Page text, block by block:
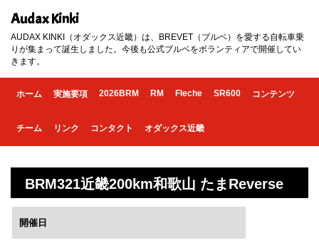
Audax Kinki
AUDAX KINKI（オダックス近畿）は、BREVET（ブルベ）を愛する自転車乗
りが集まって誕生しました。今後も公式ブルベをボランティアで開催してい
きます。
ホーム 実施要項 2026BRM RM Fleche SR600 コンテンツ
チーム リンク コンタクト オダックス近畿
BRM321近畿200km和歌山 たまReverse
開催日